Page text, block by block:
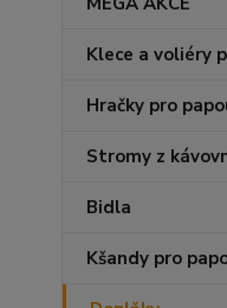
Klece a voliéry
Hračky pro
Stromy z
Bidla
Kšandy pro